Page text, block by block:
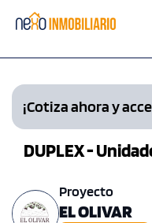
¡Cotiza ahora y
DUPLEX -
Proyecto
EL OLIVAR